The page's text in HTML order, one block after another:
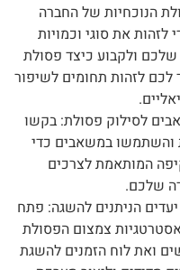
הנוכחיות של החברה
את סוגי וכמויות
ולקבוע כיצד פסולת
לכם לזהות תחומים לשיפור
לסילוק פסולת: בקשו
והשתמשו במשאבים כדי
המותאמת לצרכים
שלכם.
הניתנים להשגה: פתח
צמצום הפסולת
ואת לוח הזמנים להשגת